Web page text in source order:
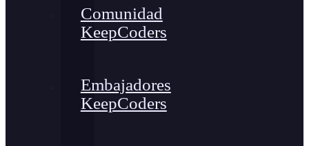
Comunidad
KeepCoders
Embajadores
KeepCoders